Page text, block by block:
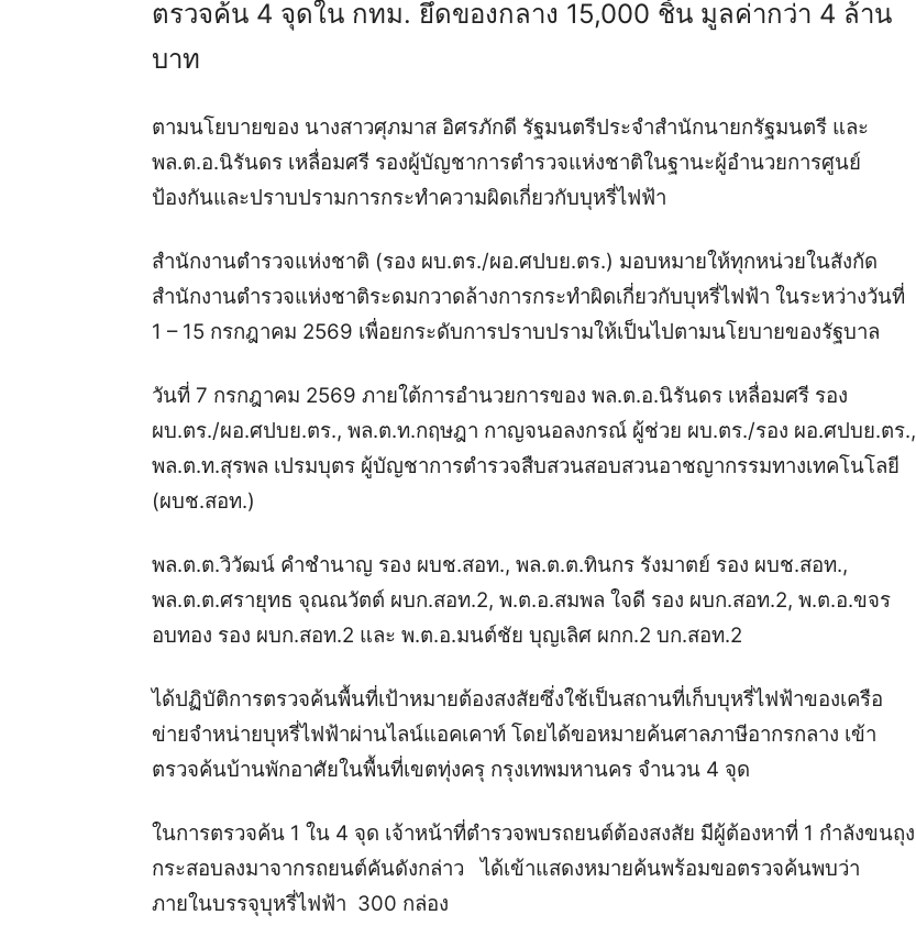
ตรวจค้น 4 จุดใน กทม. ยึดของกลาง 15,000 ชิ้น มูลค่ากว่า 4 ล้าน
บาท
ตามนโยบายของ นางสาวศุภมาส อิศรภักดี รัฐมนตรีประจำสำนักนายกรัฐมนตรี และ
พล.ต.อ.นิรันดร เหลื่อมศรี รองผู้บัญชาการตำรวจแห่งชาติในฐานะผู้อำนวยการศูนย์
ป้องกันและปราบปรามการกระทำความผิดเกี่ยวกับบุหรี่ไฟฟ้า
สำนักงานตำรวจแห่งชาติ (รอง ผบ.ตร./ผอ.ศปบย.ตร.) มอบหมายให้ทุกหน่วยในสังกัด
สำนักงานตำรวจแห่งชาติระดมกวาดล้างการกระทำผิดเกี่ยวกับบุหรี่ไฟฟ้า ในระหว่างวันที่
1 – 15 กรกฎาคม 2569 เพื่อยกระดับการปราบปรามให้เป็นไปตามนโยบายของรัฐบาล
วันที่ 7 กรกฎาคม 2569 ภายใต้การอำนวยการของ พล.ต.อ.นิรันดร เหลื่อมศรี รอง
ผบ.ตร./ผอ.ศปบย.ตร., พล.ต.ท.กฤษฎา กาญจนอลงกรณ์ ผู้ช่วย ผบ.ตร./รอง ผอ.ศปบย.ตร.,
พล.ต.ท.สุรพล เปรมบุตร ผู้บัญชาการตำรวจสืบสวนสอบสวนอาชญากรรมทางเทคโนโลยี
(ผบช.สอท.)
พล.ต.ต.วิวัฒน์ คำชำนาญ รอง ผบช.สอท., พล.ต.ต.ทินกร รังมาตย์ รอง ผบช.สอท.,
พล.ต.ต.ศรายุทธ จุณณวัตต์ ผบก.สอท.2, พ.ต.อ.สมพล ใจดี รอง ผบก.สอท.2, พ.ต.อ.ขจร
อบทอง รอง ผบก.สอท.2 และ พ.ต.อ.มนต์ชัย บุญเลิศ ผกก.2 บก.สอท.2
ได้ปฏิบัติการตรวจค้นพื้นที่เป้าหมายต้องสงสัยซึ่งใช้เป็นสถานที่เก็บบุหรี่ไฟฟ้าของเครือ
ข่ายจำหน่ายบุหรี่ไฟฟ้าผ่านไลน์แอคเคาท์ โดยได้ขอหมายค้นศาลภาษีอากรกลาง เข้า
ตรวจค้นบ้านพักอาศัยในพื้นที่เขตทุ่งครุ กรุงเทพมหานคร จำนวน 4 จุด
ในการตรวจค้น 1 ใน 4 จุด เจ้าหน้าที่ตำรวจพบรถยนต์ต้องสงสัย มีผู้ต้องหาที่ 1 กำลังขนถุง
กระสอบลงมาจากรถยนต์คันดังกล่าว ได้เข้าแสดงหมายค้นพร้อมขอตรวจค้นพบว่า
ภายในบรรจุบุหรี่ไฟฟ้า 300 กล่อง